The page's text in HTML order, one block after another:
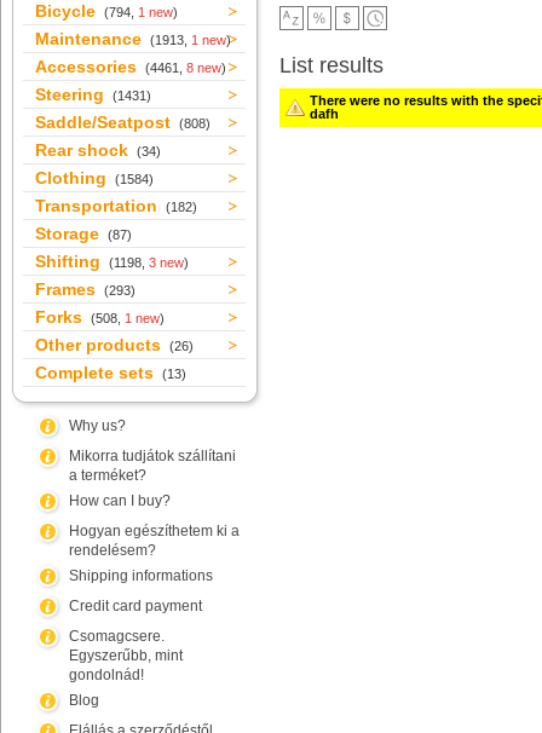
Bicycle (794, 1 new)
Maintenance (1913, 1 new)
Accessories (4461, 8 new)
Steering (1431)
Saddle/Seatpost (808)
Rear shock (34)
Clothing (1584)
Transportation (182)
Storage (87)
Shifting (1198, 3 new)
Frames (293)
Forks (508, 1 new)
Other products (26)
Complete sets (13)
Why us?
Mikorra tudjátok szállítani
a terméket?
How can I buy?
Hogyan egészíthetem ki a
rendelésem?
Shipping informations
Credit card payment
Csomagcsere.
Egyszerűbb, mint
gondolnád!
Blog
List results
There were no results with the
dafh